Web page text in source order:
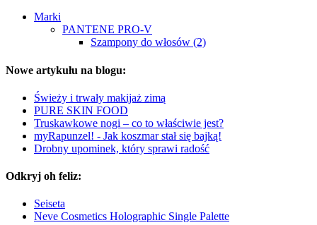
Marki
PANTENE PRO-V
Szampony do włosów (2)
Nowe artykułu na blogu:
Świeży i trwały makijaż zimą
PURE SKIN FOOD
Truskawkowe nogi – co to właściwie jest?
myRapunzel! - Jak koszmar stał się bajką!
Drobny upominek, który sprawi radość
Odkryj oh feliz:
Seiseta
Neve Cosmetics Holographic Single Palette